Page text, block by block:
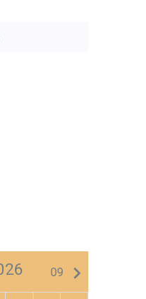
09 keyboard_arrow_right